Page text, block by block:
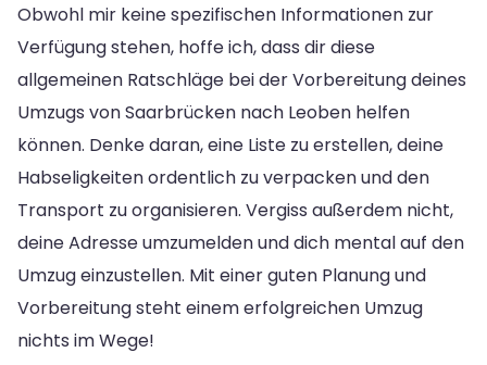
Obwohl mir keine spezifischen Informationen zur
Verfügung stehen, hoffe ich, dass dir diese
allgemeinen Ratschläge bei der Vorbereitung deines
Umzugs von Saarbrücken nach Leoben helfen
können. Denke daran, eine Liste zu erstellen, deine
Habseligkeiten ordentlich zu verpacken und den
Transport zu organisieren. Vergiss außerdem nicht,
deine Adresse umzumelden und dich mental auf den
Umzug einzustellen. Mit einer guten Planung und
Vorbereitung steht einem erfolgreichen Umzug
nichts im Wege!